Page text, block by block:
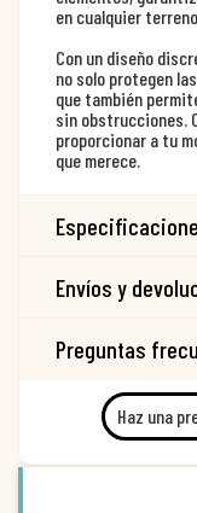
en cualquier
Con un diseño
no solo protegen
que también
sin obstrucciones.
proporcionar a tu
que merece.
Envíos y
Preguntas
Haz una